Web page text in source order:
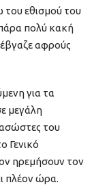
εθισμού του
πολύ κακή
αφρούς
για τα
μεγάλη
του
Γενικό
ηρεμήσουν τον
πλέον ώρα.